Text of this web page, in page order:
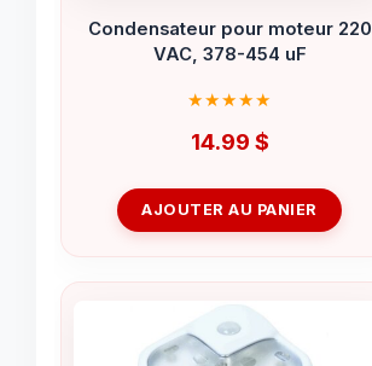
Condensateur pour moteur 220
VAC, 378-454 uF
14.99 $
AJOUTER AU PANIER